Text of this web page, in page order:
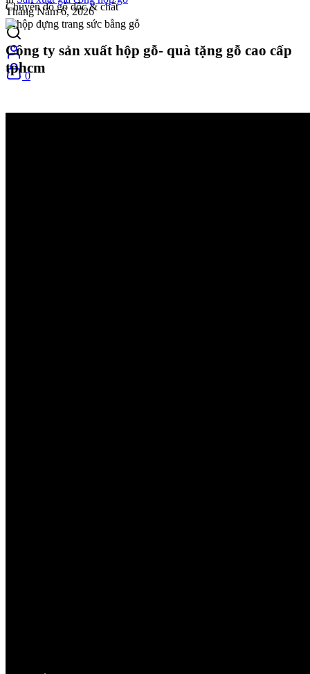
Chuyên đồ gỗ độc & chất
0
Tháng Năm 6, 2026
Công ty sản xuất hộp gỗ- quà tặng gỗ cao cấp
tphcm